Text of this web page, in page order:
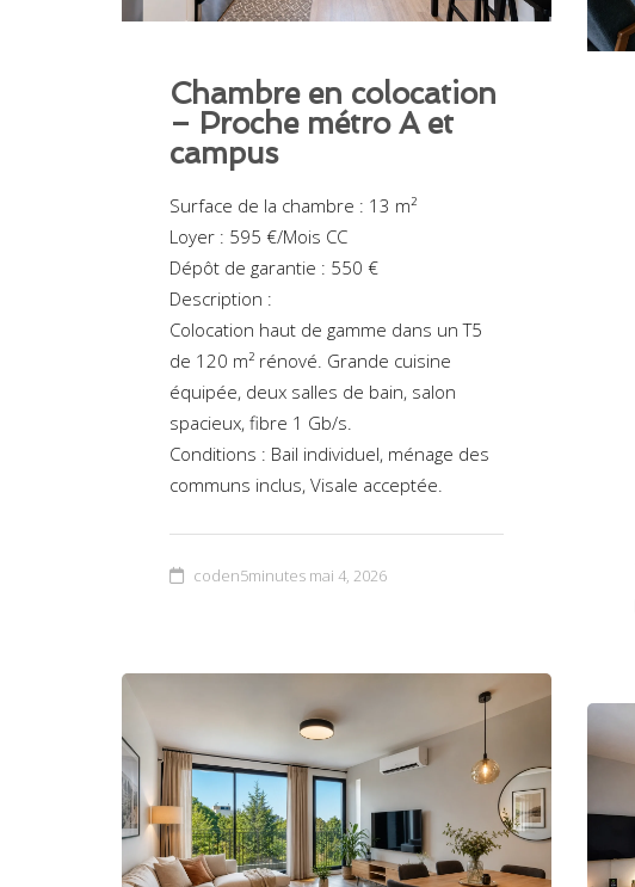
Chambre en colocation
– Proche métro A et
campus
Surface de la chambre : 13 m²
Loyer : 595 €/Mois CC
Dépôt de garantie : 550 €
Description :
Colocation haut de gamme dans un T5
de 120 m² rénové. Grande cuisine
équipée, deux salles de bain, salon
spacieux, fibre 1 Gb/s.
Conditions : Bail individuel, ménage des
communs inclus, Visale acceptée.
coden5minutes mai 4, 2026